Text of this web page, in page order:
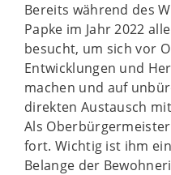
Bereits während des
Papke im Jahr 2022
besucht, um sich vor
Entwicklungen und
machen und auf
direkten Austausch
Als
fort. Wichtig ist ihm
Belange der